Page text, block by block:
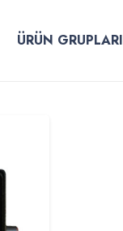
ÜRÜN GRUPLARI